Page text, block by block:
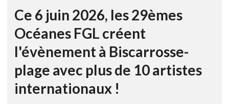
Ce 6 juin 2026, les 29èmes
Océanes FGL créent
l'évènement à Biscarrosse-
plage avec plus de 10 artistes
internationaux !